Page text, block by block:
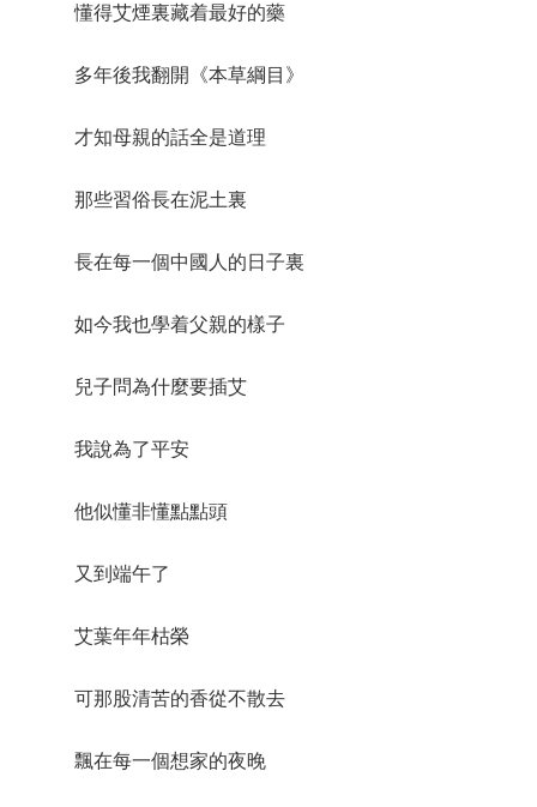
懂得艾煙裏藏着最好的藥
多年後我翻開《本草綱目》
才知母親的話全是道理
那些習俗長在泥土裏
長在每一個中國人的日子裏
如今我也學着父親的樣子
兒子問為什麼要插艾
我說為了平安
他似懂非懂點點頭
又到端午了
艾葉年年枯榮
可那股清苦的香從不散去
飄在每一個想家的夜晚